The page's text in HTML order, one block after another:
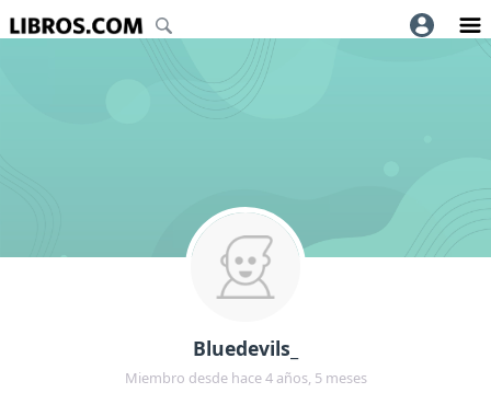
Bluedevils_
Miembro desde hace 4 años, 5 meses